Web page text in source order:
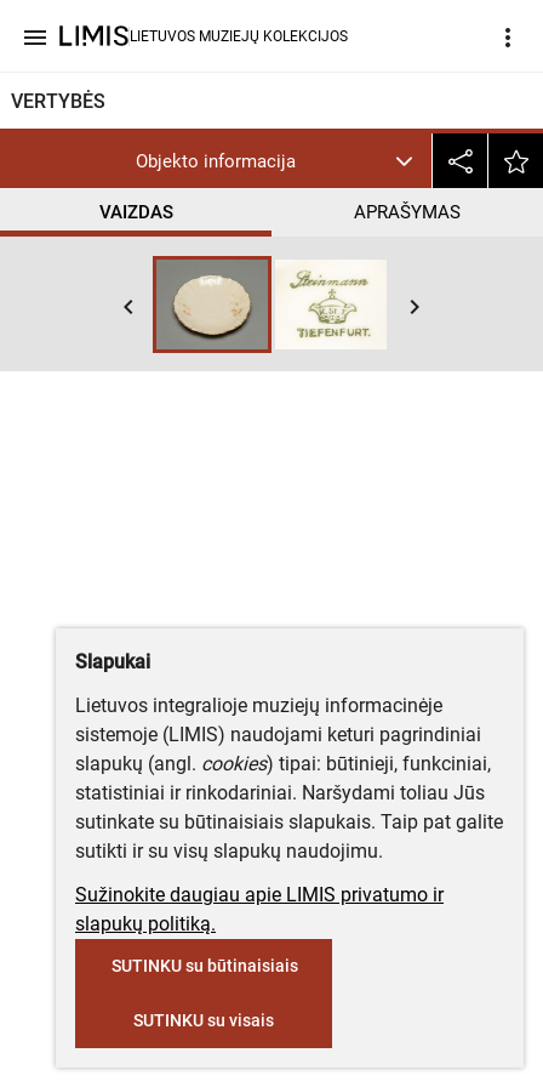
menu LIETUVOS MUZIEJŲ KOLEKCIJOS more_vert
VERTYBĖS
Objekto informacija
VAIZDAS APRAŠYMAS
keyboard_arrow_left keyboard_arrow_right
Slapukai
Lietuvos integralioje muziejų informacinėje
sistemoje (LIMIS) naudojami keturi pagrindiniai
slapukų (angl. cookies) tipai: būtinieji, funkciniai,
statistiniai ir rinkodariniai. Naršydami toliau Jūs
sutinkate su būtinaisiais slapukais. Taip pat galite
sutikti ir su visų slapukų naudojimu.
Sužinokite daugiau apie LIMIS privatumo ir
slapukų politiką.
SUTINKU su būtinaisiais
SUTINKU su visais